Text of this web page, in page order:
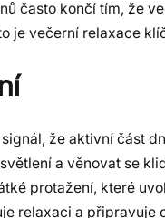
často končí tím, že
je večerní relaxace
že aktivní část
a věnovat se
protažení, které
relaxaci a připravuje